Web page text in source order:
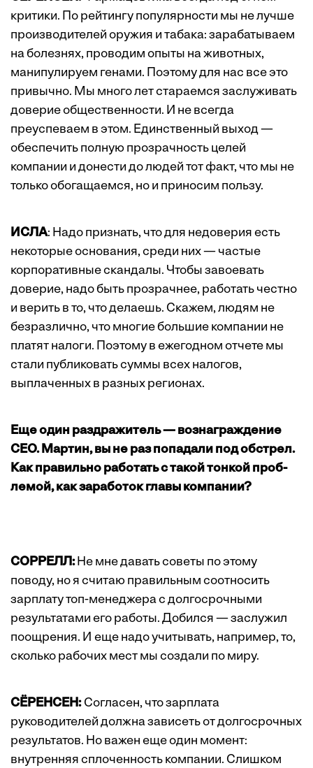
критики. По рейтингу популярности мы не лучше
производителей оружия и табака: зарабатываем
на болезнях, проводим опыты на животных,
манипулируем генами. Поэтому для нас все это
привычно. Мы много лет стараемся заслуживать
доверие общественности. И не всегда
преуспеваем в этом. Единственный выход —
обеспечить полную прозрачность целей
компании и донести до людей тот факт, что мы не
только обогащаемся, но и приносим пользу.
ИСЛА: Надо признать, что для недоверия есть
некоторые основания, среди них — частые
корпоративные скандалы. Чтобы завоевать
доверие, надо быть прозрачнее, работать честно
и верить в то, что делаешь. Скажем, людям не
безразлично, что многие большие компании не
платят налоги. Поэтому в ежегодном отчете мы
стали публиковать суммы всех налогов,
выплаченных в разных регионах.
Еще один раздражитель — вознаграждение
CEO. Мартин, вы не раз попадали под обстрел.
Как правильно работать с такой тонкой проб­
лемой, как заработок главы компании?
СОРРЕЛЛ:Не мне давать советы по этому
поводу, но я считаю правильным соотносить
зарплату топ-менеджера с долгосрочными
результатами его работы. Добился — заслужил
поощрения. И еще надо учитывать, например, то,
сколько рабочих мест мы создали по миру.
СЁРЕНСЕН:Согласен, что зарплата
руководителей должна зависеть от долгосрочных
­результатов. Но важен еще один момент:
внутренняя сплоченность компании. Слишком